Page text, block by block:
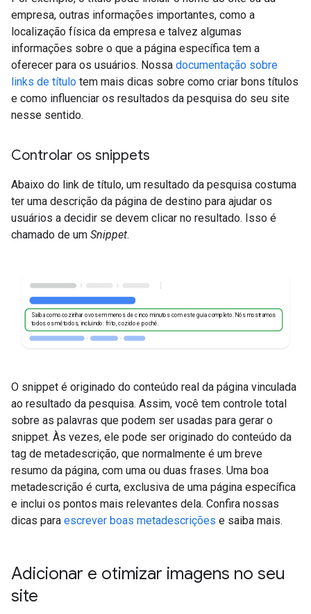
empresa, outras informações importantes, como a
localização física da empresa e talvez algumas
informações sobre o que a página específica tem a
oferecer para os usuários. Nossa documentação sobre
links de título tem mais dicas sobre como criar bons títulos
e como influenciar os resultados da pesquisa do seu site
nesse sentido.
Controlar os snippets
Abaixo do link de título, um resultado da pesquisa costuma
ter uma descrição da página de destino para ajudar os
usuários a decidir se devem clicar no resultado. Isso é
chamado de um Snippet.
Saiba como cozinhar ovos em menos de cinco minutos com este guia completo. Nós mostramos
todos os métodos, incluindo: frito, cozido e poché.
O snippet é originado do conteúdo real da página vinculada
ao resultado da pesquisa. Assim, você tem controle total
sobre as palavras que podem ser usadas para gerar o
snippet. Às vezes, ele pode ser originado do conteúdo da
tag de metadescrição, que normalmente é um breve
resumo da página, com uma ou duas frases. Uma boa
metadescrição é curta, exclusiva de uma página específica
e inclui os pontos mais relevantes dela. Confira nossas
dicas para escrever boas metadescrições e saiba mais.
Adicionar e otimizar imagens no seu
site